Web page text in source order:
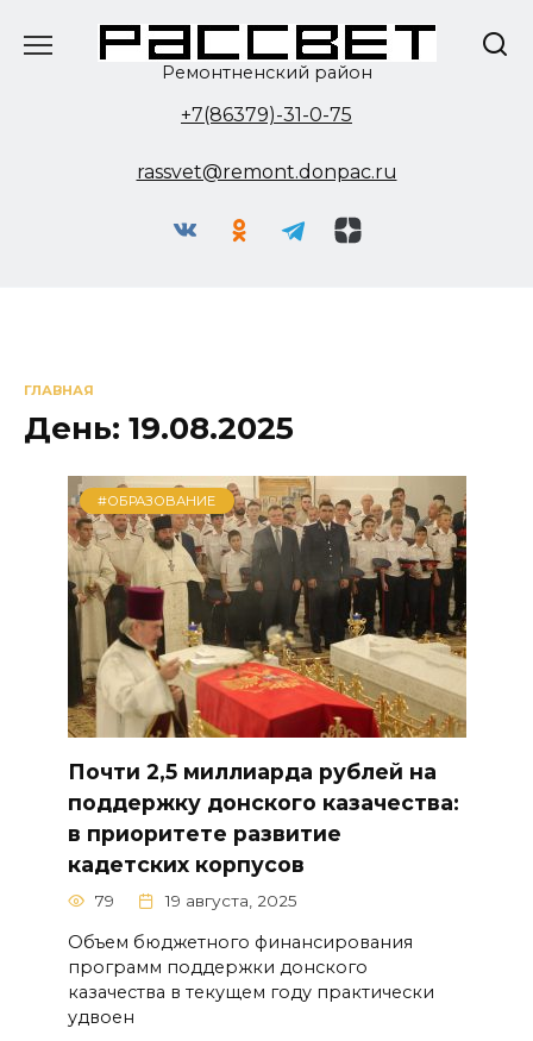
Ремонтненский район
+7(86379)-31-0-75
rassvet@remont.donpac.ru
ГЛАВНАЯ
День: 19.08.2025
#ОБРАЗОВАНИЕ
Почти 2,5 миллиарда рублей на
поддержку донского казачества:
в приоритете развитие
кадетских корпусов
79 19 августа, 2025
Объем бюджетного финансирования
программ поддержки донского
казачества в текущем году практически
удвоен